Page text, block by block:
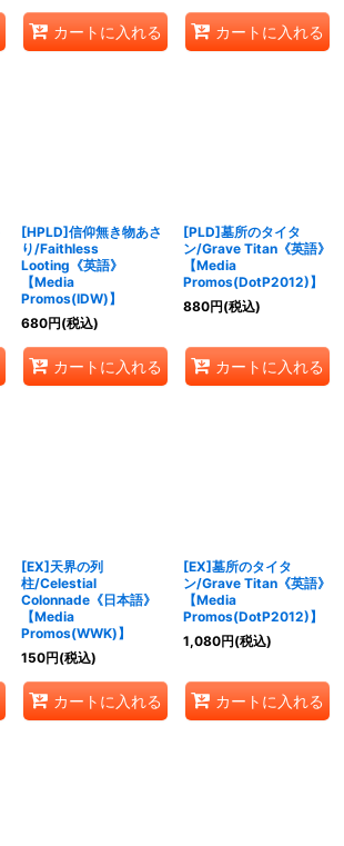
カートに入れる カートに入れる
[HPLD]信仰無き物あさ
り/Faithless
Looting《英語》
【Media
Promos(IDW)】
680円(税込)
カートに入れる
[PLD]墓所のタイタ
ン/Grave Titan《英語》
【Media
Promos(DotP2012)】
880円(税込)
カートに入れる
[EX]天界の列
柱/Celestial
Colonnade《日本語》
【Media
Promos(WWK)】
150円(税込)
カートに入れる
[EX]墓所のタイタ
ン/Grave Titan《英語》
【Media
Promos(DotP2012)】
1,080円(税込)
カートに入れる